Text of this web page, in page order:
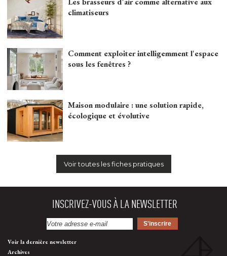
climatiseurs
Comment exploiter intelligemment l'espace
sous les fenêtres ?
Maison modulaire : une solution rapide,
écologique et évolutive
Voir toutes les fiches pratiques
INSCRIVEZ-VOUS À LA NEWSLETTER
Voir la dernière newsletter
Archives